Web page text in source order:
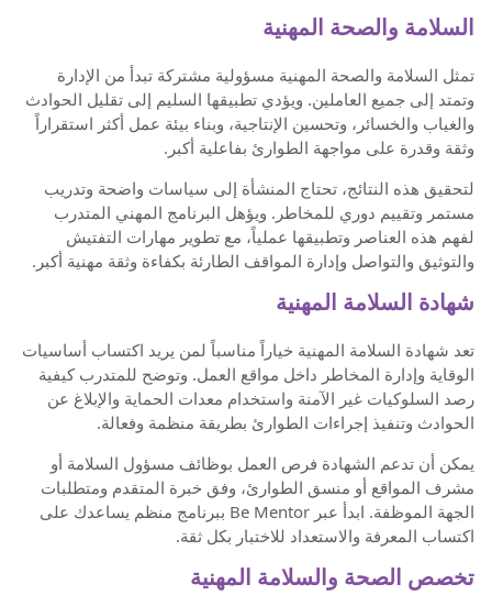
السلامة والصحة المهنية
تمثل السلامة والصحة المهنية مسؤولية مشتركة تبدأ من الإدارة
وتمتد إلى جميع العاملين. ويؤدي تطبيقها السليم إلى تقليل الحوادث
والغياب والخسائر، وتحسين الإنتاجية، وبناء بيئة عمل أكثر استقراراً
وثقة وقدرة على مواجهة الطوارئ بفاعلية أكبر.
لتحقيق هذه النتائج، تحتاج المنشأة إلى سياسات واضحة وتدريب
مستمر وتقييم دوري للمخاطر. ويؤهل البرنامج المهني المتدرب
لفهم هذه العناصر وتطبيقها عملياً، مع تطوير مهارات التفتيش
والتوثيق والتواصل وإدارة المواقف الطارئة بكفاءة وثقة مهنية أكبر.
شهادة السلامة المهنية
تعد شهادة السلامة المهنية خياراً مناسباً لمن يريد اكتساب أساسيات
الوقاية وإدارة المخاطر داخل مواقع العمل. وتوضح للمتدرب كيفية
رصد السلوكيات غير الآمنة واستخدام معدات الحماية والإبلاغ عن
الحوادث وتنفيذ إجراءات الطوارئ بطريقة منظمة وفعالة.
يمكن أن تدعم الشهادة فرص العمل بوظائف مسؤول السلامة أو
مشرف المواقع أو منسق الطوارئ، وفق خبرة المتقدم ومتطلبات
الجهة الموظفة. ابدأ عبر Be Mentor ببرنامج منظم يساعدك على
اكتساب المعرفة والاستعداد للاختبار بكل ثقة.
تخصص الصحة والسلامة المهنية